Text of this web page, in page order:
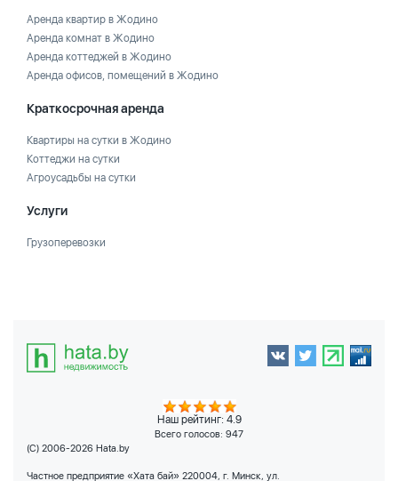
Аренда квартир в Жодино
Аренда комнат в Жодино
Аренда коттеджей в Жодино
Аренда офисов, помещений в Жодино
Краткосрочная аренда
Квартиры на сутки в Жодино
Коттеджи на сутки
Агроусадьбы на сутки
Услуги
Грузоперевозки
Наш рейтинг: 4.9
Всего голосов: 947
(C) 2006-2026 Hata.by
Частное предприятие «Хата бай» 220004, г. Минск, ул.